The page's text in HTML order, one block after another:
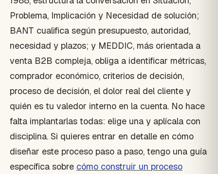
Problema, Implicación y Necesidad de solución;
BANT cualifica según presupuesto, autoridad,
necesidad y plazos; y MEDDIC, más orientada a
venta B2B compleja, obliga a identificar métricas,
comprador económico, criterios de decisión,
proceso de decisión, el dolor real del cliente y
quién es tu valedor interno en la cuenta. No hace
falta implantarlas todas: elige una y aplícala con
disciplina. Si quieres entrar en detalle en cómo
diseñar este proceso paso a paso, tengo una guía
específica sobre cómo construir un proceso